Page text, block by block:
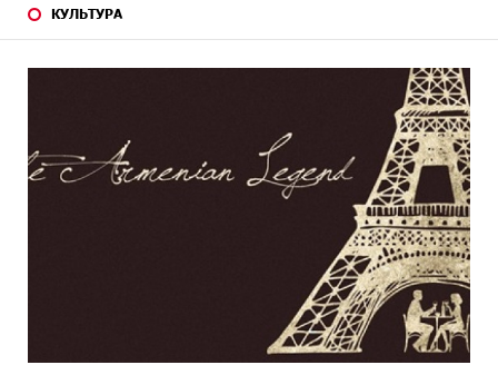
КУЛЬТУРА